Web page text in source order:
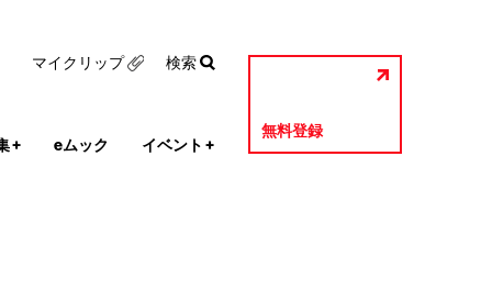
+ eムック イベント +
無料登録
マイクリップ 検索